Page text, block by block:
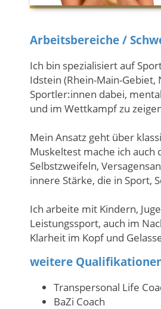
Arbeitsbereiche /
Ich bin spezialisiert auf
Idstein (Rhein-Main-
Sportler:innen dabei,
und im Wettkampf zu
Mein Ansatz geht über
Muskeltest mache ich auch
Selbstzweifeln,
innere Stärke, die in Sport,
Ich arbeite mit Kindern,
Leistungssport, auch im
Klarheit im Kopf und
weitere
Transpersonal Life
BaZi Coach